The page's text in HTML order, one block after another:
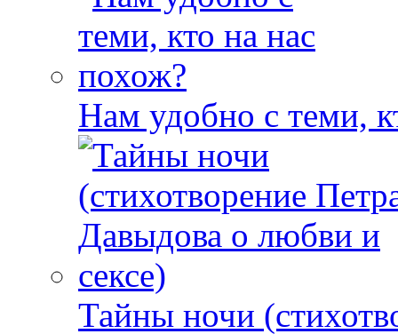
Нам удобно с теми,
Тайны ночи